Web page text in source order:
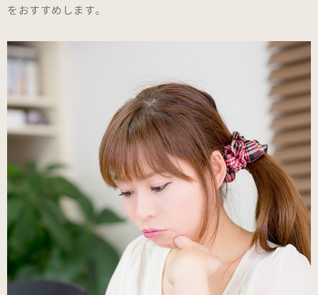
をおすすめします。